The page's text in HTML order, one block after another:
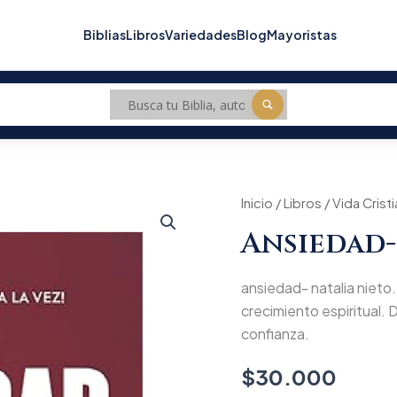
BibliasLibrosVariedadesBlogMayoristas
Inicio /Libros /Vida
ansiedad- natalia
crecimiento espiritual.
confianza.
$30.000
ansiedad-
nieto
cantidad